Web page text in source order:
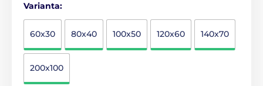
Varianta:
60x30 80x40 100x50 120x60 140x70
200x100